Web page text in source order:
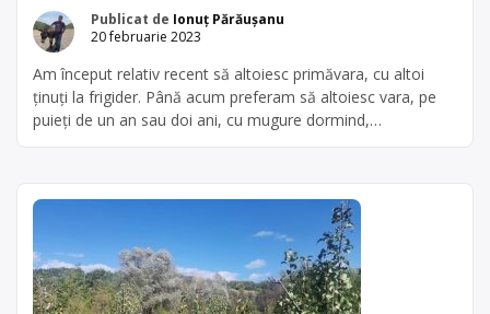
Publicat de Ionuț Părăușanu
20 februarie 2023
Am început relativ recent să altoiesc primăvara, cu altoi
ținuți la frigider. Până acum preferam să altoiesc vara, pe
puieți de un an sau doi ani, cu mugure dormind,